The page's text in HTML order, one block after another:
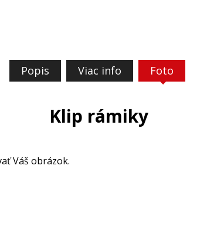
Popis Viac info Foto
Klip rámiky
Váš obrázok.